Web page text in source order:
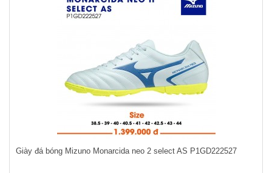
Giày đá bóng Mizuno Monarcida neo 2 select AS P1GD222527